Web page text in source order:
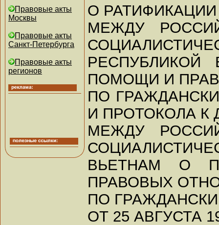
Правовые акты
Москвы
Правовые акты
Санкт-Петербурга
Правовые акты
регионов
О
МЕЖДУ
ПОМОЩИ И
ПО
И ПРОТОКОЛА К
МЕЖДУ
ВЬЕТНАМ О
ПРАВОВЫХ
ПО
ОТ 25 АВГУСТА